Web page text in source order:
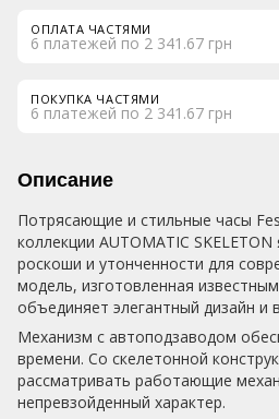
ОПЛАТА ЧАСТЯМИ
6 платежей по 2 341.67 грн
ПОКУПКА ЧАСТЯМИ
6 платежей по 2 341.67 грн
Описание
Потрясающие и стильные часы
коллекции AUTOMATIC
роскоши и утонченности для
модель, изготовленная
объединяет элегантный дизайн и
Механизм с автоподзаводом
времени. Со скелетонной
рассматривать работающие
непревзойденный характер.